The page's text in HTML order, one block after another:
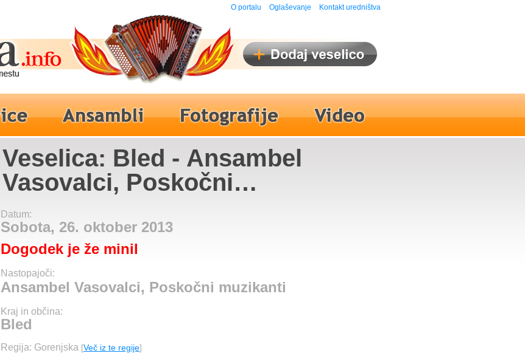
O portalu Oglaševanje Kontakt uredništva
Veselica: Bled - Ansambel
Vasovalci, Poskočni
muzikanti
Datum:
Sobota, 26. oktober 2013
Dogodek je že minil
Nastopajoči:
Ansambel Vasovalci, Poskočni muzikanti
Kraj in občina:
Bled
Regija: Gorenjska [Več iz te regije]